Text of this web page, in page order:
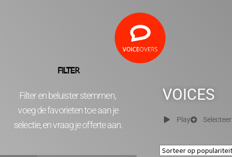
FILTER
Filter en beluister stemmen,
voeg de favorieten toe aan je
selectie, en vraag je offerte aan.
VOICES
Play